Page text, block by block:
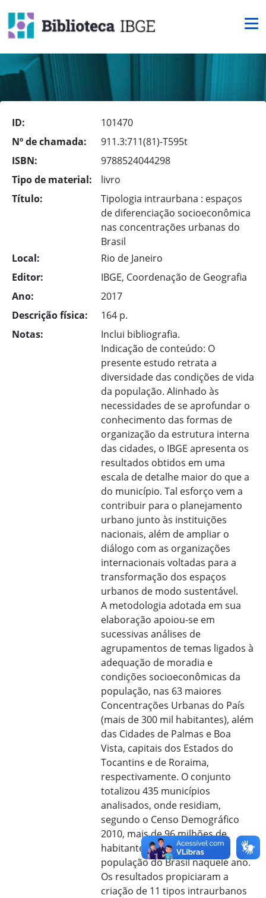
ID:
101470
Nº de chamada:
911.3:711(81)-T595t
ISBN:
9788524044298
Tipo de material:
livro
Título:
Tipologia intraurbana : espaços
de diferenciação socioeconômica
nas concentrações urbanas do
Brasil
Local:
Rio de Janeiro
Editor:
IBGE, Coordenação de Geografia
Ano:
2017
Descrição física:
164 p.
Notas:
Inclui bibliografia.
Indicação de conteúdo: O
presente estudo retrata a
diversidade das condições de vida
da população. Alinhado às
necessidades de se aprofundar o
conhecimento das formas de
organização da estrutura interna
das cidades, o IBGE apresenta os
resultados obtidos em uma
escala de detalhe maior do que a
do município. Tal esforço vem a
contribuir para o planejamento
urbano junto às instituições
nacionais, além de ampliar o
diálogo com as organizações
internacionais voltadas para a
transformação dos espaços
urbanos de modo sustentável.
A metodologia adotada em sua
elaboração apoiou-se em
sucessivas análises de
agrupamentos de temas ligados à
adequação de moradia e
condições socioeconômicas da
população, nas 63 maiores
Concentrações Urbanas do País
(mais de 300 mil habitantes), além
das Cidades de Palmas e Boa
Vista, capitais dos Estados do
Tocantins e de Roraima,
respectivamente. O conjunto
totalizou 435 municípios
analisados, onde residiam,
segundo o Censo Demográfico
2010, mais de 96 milhões de
habitantes, ou 50,4% da
população do Brasil naquele ano.
Os resultados propiciaram a
criação de 11 tipos intraurbanos